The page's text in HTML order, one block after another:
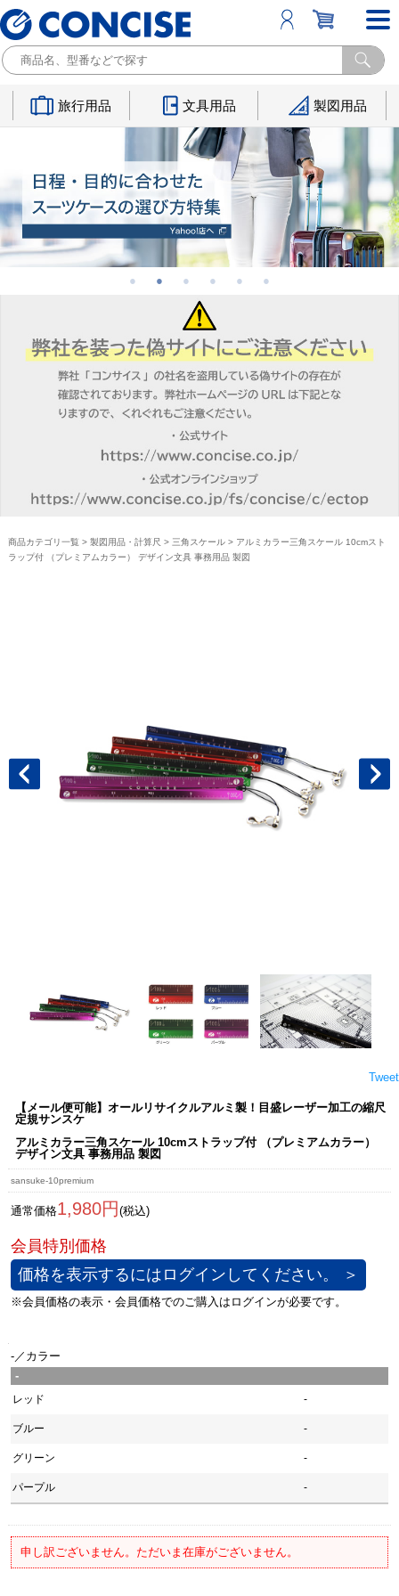
旅行用品 文具用品 製図用品
商品カテゴリ一覧 > 製図用品・計算尺 > 三角スケール> アルミカラー三角スケール 10cmスト
ラップ付 （プレミアムカラー） デザイン文具 事務用品 製図
Tweet
【メール便可能】オールリサイクルアルミ製！目盛レーザー加工の縮尺
定規サンスケ
アルミカラー三角スケール 10cmストラップ付 （プレミアムカラー）
デザイン文具 事務用品 製図
sansuke-10premium
通常価格1,980円 (税込)
価格を表示するにはログインしてください。 ＞
-／カラー
-
レッド -
ブルー -
グリーン -
パープル -
申し訳ございません。ただいま在庫がございません。